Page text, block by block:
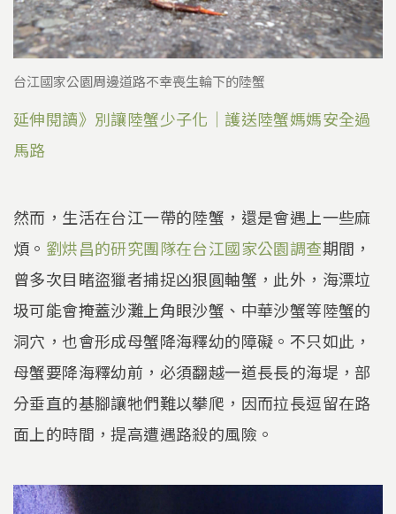
台江國家公園周邊道路不幸喪生輪下的陸蟹
延伸閱讀》別讓陸蟹少子化｜護送陸蟹媽媽安全過
馬路
然而，生活在台江一帶的陸蟹，還是會遇上一些麻
煩。 劉烘昌的研究團隊在台江國家公園調查期間，
曾多次目睹盜獵者捕捉凶狠圓軸蟹，此外，海漂垃
圾可能會掩蓋沙灘上角眼沙蟹、中華沙蟹等陸蟹的
洞穴，也會形成母蟹降海釋幼的障礙。不只如此，
母蟹要降海釋幼前，必須翻越一道長長的海堤，部
分垂直的基腳讓牠們難以攀爬，因而拉長逗留在路
面上的時間，提高遭遇路殺的風險。